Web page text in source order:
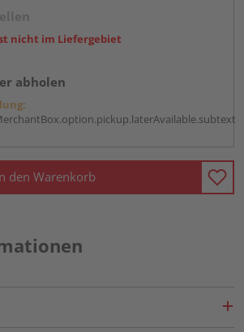
nicht im Liefergebiet
abholen
den Warenkorb